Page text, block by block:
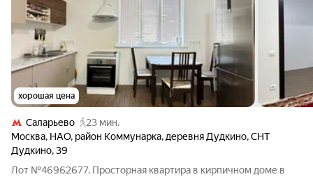
хорошая цена
Саларьево
23 мин.
Москва, НАО, район Коммунарка, деревня Дудкино,СНТ
Дудкино,39
Лот №46962677. Просторная квартира в кирпичном доме в